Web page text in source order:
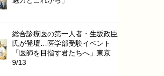
総合診療医の第一人者・生坂政臣
氏が登壇…医学部受験イベント
「医師を目指す君たちへ」東京
9/13